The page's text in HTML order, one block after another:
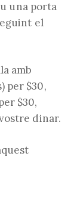
una porta
el
amb
per $30,
$30,
dinar.